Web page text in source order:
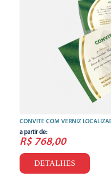
CONVITE COM VERNIZ
a partir de:
R$ 768,00
DETALHES